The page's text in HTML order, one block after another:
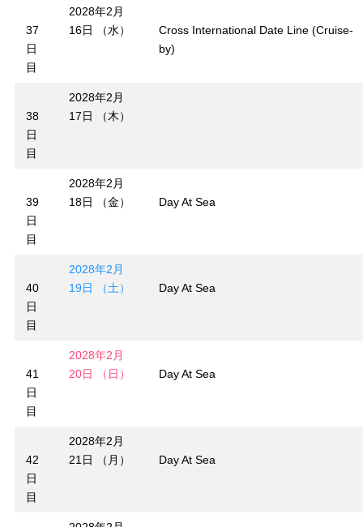
37
日
目
2028年2月
16日 （水）
Cross International Date Line (Cruise-
by)
38
日
目
2028年2月
17日 （木）
39
日
目
2028年2月
18日 （金）
Day At Sea
40
日
目
2028年2月
19日 （土）
Day At Sea
41
日
目
2028年2月
20日 （日）
Day At Sea
42
日
目
2028年2月
21日 （月）
Day At Sea